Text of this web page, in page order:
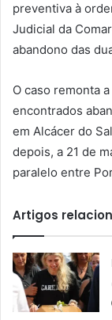
preventiva à
Judicial da
abandono das
O caso remonta
encontrados
em Alcácer do
depois, a 21 de
paralelo entre
Artigos